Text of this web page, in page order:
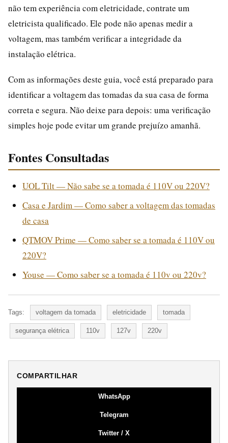
não tem experiência com eletricidade, contrate um
eletricista qualificado. Ele pode não apenas medir a
voltagem, mas também verificar a integridade da
instalação elétrica.
Com as informações deste guia, você está preparado para
identificar a voltagem das tomadas da sua casa de forma
correta e segura. Não deixe para depois: uma verificação
simples hoje pode evitar um grande prejuízo amanhã.
Fontes Consultadas
UOL Tilt — Não sabe se a tomada é 110V ou 220V?
Casa e Jardim — Como saber a voltagem das tomadas
de casa
QTMOV Prime — Como saber se a tomada é 110V ou
220V?
Youse — Como saber se a tomada é 110v ou 220v?
Tags: voltagem da tomada eletricidade tomada
segurança elétrica 110v 127v 220v
COMPARTILHAR
WhatsApp
Telegram
Twitter / X